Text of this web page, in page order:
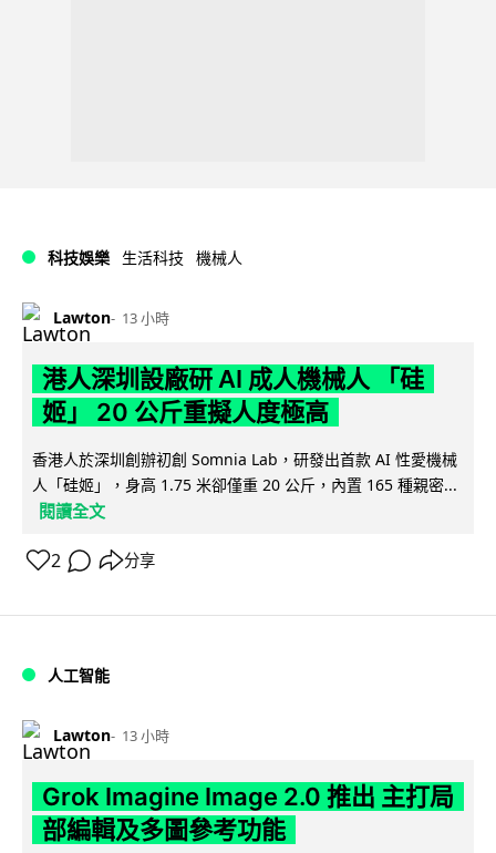
科技娛樂 生活科技 機械人
Lawton 13 小時
港人深圳設廠研 AI 成人機械人 「硅
姬」 20 公斤重擬人度極高
香港人於深圳創辦初創 Somnia Lab，研發出首款 AI 性愛機械
人「硅姬」，身高 1.75 米卻僅重 20 公斤，內置 165 種親密...
閱讀全文
2 分享
人工智能
Lawton 13 小時
Grok Imagine Image 2.0 推出 主打局
部編輯及多圖參考功能